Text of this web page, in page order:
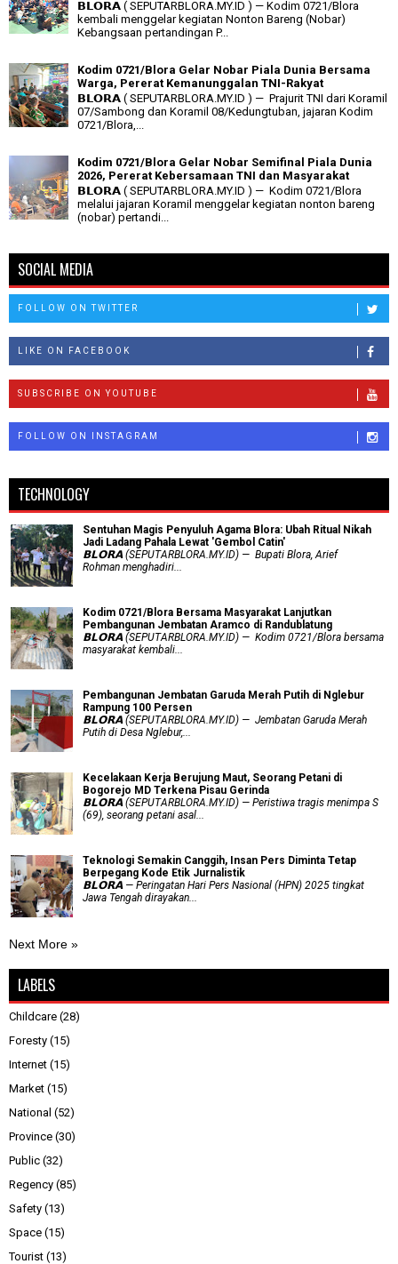
𝗕𝗟𝗢𝗥𝗔 ( SEPUTARBLORA.MY.ID ) — Kodim 0721/Blora
kembali menggelar kegiatan Nonton Bareng (Nobar)
Kebangsaan pertandingan P...
Kodim 0721/Blora Gelar Nobar Piala Dunia Bersama
Warga, Pererat Kemanunggalan TNI-Rakyat
𝗕𝗟𝗢𝗥𝗔 ( SEPUTARBLORA.MY.ID ) — Prajurit TNI dari Koramil
07/Sambong dan Koramil 08/Kedungtuban, jajaran Kodim
0721/Blora,...
Kodim 0721/Blora Gelar Nobar Semifinal Piala Dunia
2026, Pererat Kebersamaan TNI dan Masyarakat
𝗕𝗟𝗢𝗥𝗔 ( SEPUTARBLORA.MY.ID ) — Kodim 0721/Blora
melalui jajaran Koramil menggelar kegiatan nonton bareng
(nobar) pertandi...
SOCIAL MEDIA
FOLLOW ON TWITTER
LIKE ON FACEBOOK
SUBSCRIBE ON YOUTUBE
FOLLOW ON INSTAGRAM
TECHNOLOGY
Sentuhan Magis Penyuluh Agama Blora: Ubah Ritual Nikah
Jadi Ladang Pahala Lewat 'Gembol Catin'
𝗕𝗟𝗢𝗥𝗔 (SEPUTARBLORA.MY.ID) — Bupati Blora, Arief
Rohman menghadiri...
Kodim 0721/Blora Bersama Masyarakat Lanjutkan
Pembangunan Jembatan Aramco di Randublatung
𝗕𝗟𝗢𝗥𝗔 (SEPUTARBLORA.MY.ID) — Kodim 0721/Blora bersama
masyarakat kembali...
Pembangunan Jembatan Garuda Merah Putih di Nglebur
Rampung 100 Persen
𝗕𝗟𝗢𝗥𝗔 (SEPUTARBLORA.MY.ID) — Jembatan Garuda Merah
Putih di Desa Nglebur,...
Kecelakaan Kerja Berujung Maut, Seorang Petani di
Bogorejo MD Terkena Pisau Gerinda
𝗕𝗟𝗢𝗥𝗔 (SEPUTARBLORA.MY.ID) — Peristiwa tragis menimpa S
(69), seorang petani asal...
Teknologi Semakin Canggih, Insan Pers Diminta Tetap
Berpegang Kode Etik Jurnalistik
𝗕𝗟𝗢𝗥𝗔 — Peringatan Hari Pers Nasional (HPN) 2025 tingkat
Jawa Tengah dirayakan...
Next More »
LABELS
Childcare (28)
Foresty (15)
Internet (15)
Market (15)
National (52)
Province (30)
Public (32)
Regency (85)
Safety (13)
Space (15)
Tourist (13)